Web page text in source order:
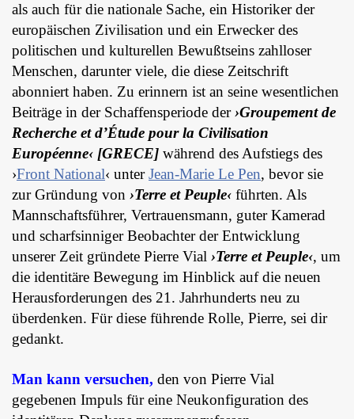
als auch für die nationale Sache, ein Historiker der
europäischen Zivilisation und ein Erwecker des
politischen und kulturellen Bewußtseins zahlloser
Menschen, darunter viele, die diese Zeitschrift
abonniert haben. Zu erinnern ist an seine wesentlichen
Beiträge in der Schaffensperiode der›Groupement de
Recherche et d’Étude pour la Civilisation
Européenne‹ [GRECE] während des Aufstiegs des
›Front National‹ unterJean-Marie Le Pen, bevor sie
zur Gründung von ›Terre et Peuple‹ führten. Als
Mannschaftsführer, Vertrauensmann, guter Kamerad
und scharfsinniger Beobachter der Entwicklung
unserer Zeit gründete Pierre Vial ›Terre et Peuple‹, um
die identitäre Bewegung im Hinblick auf die neuen
Herausforderungen des 21. Jahrhunderts neu zu
überdenken. Für diese führende Rolle, Pierre, sei dir
gedankt.
Man kann versuchen, den von Pierre Vial
gegebenen Impuls für eine Neukonfiguration des